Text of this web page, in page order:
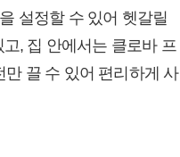
설정할 수 있어 헷갈릴
, 집 안에서는 클로바 프
만 끌 수 있어 편리하게 사